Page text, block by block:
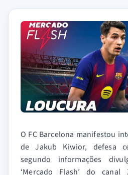
O FC Barcelona manifestou
de Jakub Kiwior, defesa
segundo informações
‘Mercado Flash’ do canal